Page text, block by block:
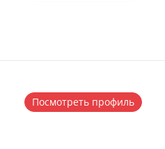
Посмотреть профиль